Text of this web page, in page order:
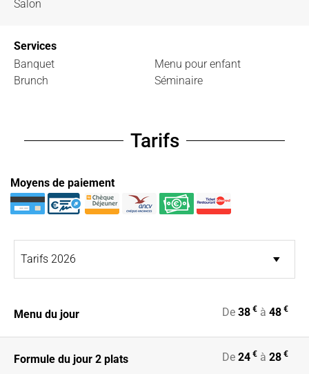
Salon
Services
Banquet
Brunch
Menu pour enfant
Séminaire
Tarifs
Moyens de paiement
Menu du jour De 38 € à 48 €
Formule du jour 2 plats De 24 € à 28 €